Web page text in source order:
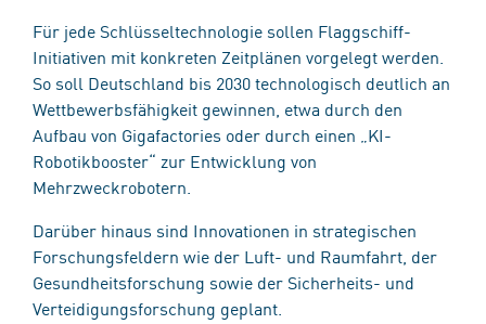
Für jede Schlüsseltechnologie sollen Flaggschiff-
Initiativen mit konkreten Zeitplänen vorgelegt werden.
So soll Deutschland bis 2030 technologisch deutlich an
Wettbewerbsfähigkeit gewinnen, etwa durch den
Aufbau von Gigafactories oder durch einen „KI-
Robotikbooster“ zur Entwicklung von
Mehrzweckrobotern.
Darüber hinaus sind Innovationen in strategischen
Forschungsfeldern wie der Luft- und Raumfahrt, der
Gesundheitsforschung sowie der Sicherheits- und
Verteidigungsforschung geplant.